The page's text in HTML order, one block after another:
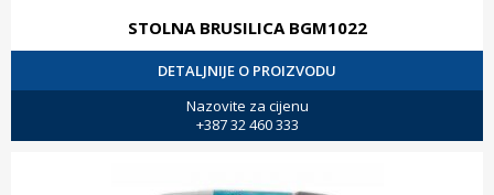
STOLNA BRUSILICA BGM1022
DETALJNIJE O PROIZVODU
Nazovite za cijenu
+387 32 460 333